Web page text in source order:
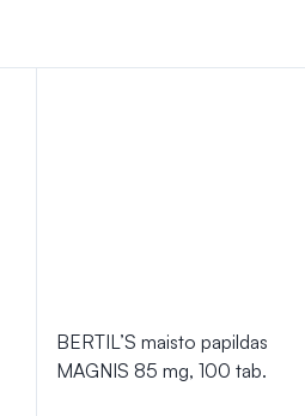
BERTIL’S maisto papildas
MAGNIS 85 mg, 100 tab.